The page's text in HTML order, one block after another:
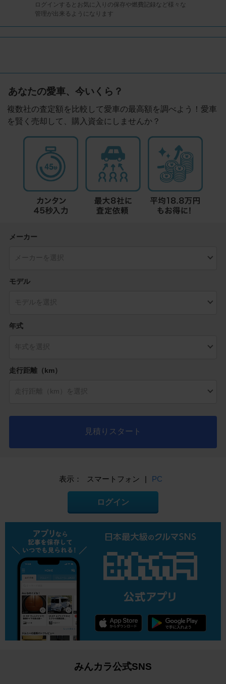
ログインするとお気に入りの保存や燃費記録など様々な
管理が出来るようになります
あなたの愛車、今いくら？
複数社の査定額を比較して愛車の最高額を調べよう！愛車
を賢く売却して、購入資金にしませんか？
メーカー
モデル
年式
走行距離（km）
見積りスタート
表示： スマートフォン | PC
ログイン
みんカラ公式SNS